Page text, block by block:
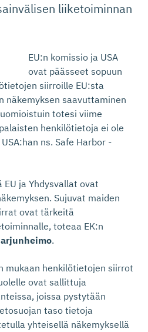
liiketoiminnan
EU:n komissio ja USA
ovat päässeet sopuun
siirroille EU:sta
näkemyksen saavuttaminen
totesi viime
henkilötietoja ei ole
ns. Safe Harbor -
ja Yhdysvallat ovat
Sujuvat maiden
ovat tärkeitä
toteaa EK:n
.
mukaan henkilötietojen siirrot
ovat sallittuja
joissa pystytään
taso tietoja
yhteisellä näkemyksellä